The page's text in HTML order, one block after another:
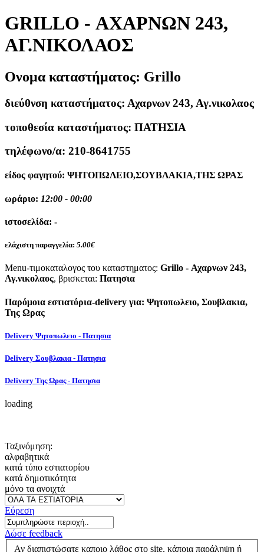
GRILLO - ΑΧΑΡΝΩΝ 243,
ΑΓ.ΝΙΚΟΛΑΟΣ
Ονομα καταστήματος: Grillo
διεύθνση καταστήματος: Αχαρνων 243, Αγ.νικολαος
τοποθεσία καταστήματος: ΠΑΤΗΣΙΑ
τηλέφωνο/α: 210-8641755
είδος φαγητού: ΨΗΤΟΠΩΛΕΙΟ,ΣΟΥΒΛΑΚΙΑ,ΤΗΣ ΩΡΑΣ
ωράριο: 12:00 - 00:00
ιστοσελίδα: -
ελάχιστη παραγγελία: 5.00€
Menu-τιμοκαταλογος του καταστηματος: Grillo - Αχαρνων 243,
Αγ.νικολαος, βρισκεται: Πατησια
Παρόμοια εστιατόρια-delivery για: Ψητοπωλειο, Σουβλακια,
Της Ωρας
Delivery Ψητοπωλειο - Πατησια
Delivery Σουβλακια - Πατησια
Delivery Της Ωρας - Πατησια
loading
Ταξινόμηση:
αλφαβητικά
κατά τύπο εστιατορίου
κατά δημοτικότητα
μόνο τα ανοιχτά
Εύρεση
Δώσε feedback
Αν διαπιστώσατε καποιο λάθος στο site, κάποια παράληψη ή